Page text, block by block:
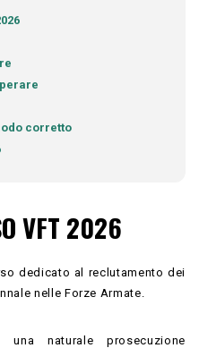
corretto
VFT 2026
dedicato al reclutamento dei
nelle Forze Armate.
naturale prosecuzione